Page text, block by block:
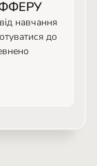
навчання
до